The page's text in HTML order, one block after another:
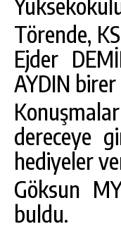
Törende,
Ejder
AYDIN
dereceye
hediyeler
Göksun
buldu.